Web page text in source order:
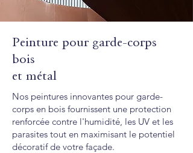
Avant le rafraîchissement de façade, votre
façadier évalue minutieusement l'état de
votre façade de maison ou de celle de vos
locaux professionnels afin de déterminer
le choix du revêtement et les préparations
nécessaires pour une application réussie.
Peinture d’imperméabilité
I1-I4
Une peinture extérieure hydrofuge de
haute qualité offre un bénéfice esthétique,
Peinture pour garde-corps
bois
et métal
Nos peintures innovantes pour garde-
corps en bois fournissent une protection
renforcée contre l'humidité, les UV et les
parasites tout en maximisant le potentiel
décoratif de votre façade.